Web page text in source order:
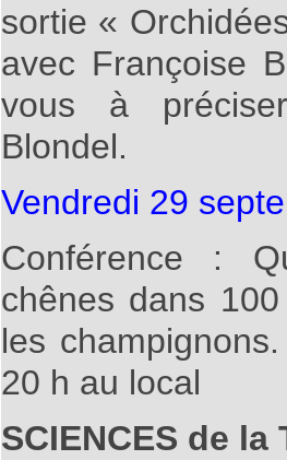
sortie «
avec Françoise
vous à
Blondel.
Vendredi 29
Conférence :
chênes dans
les
20 h au local
SCIENCES de la